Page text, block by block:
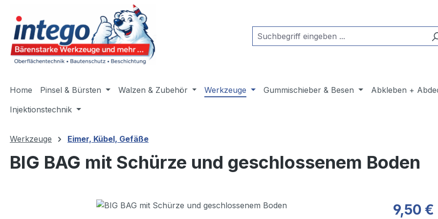
Zur Hauptnavigation springen
Home Pinsel & Bürsten Walzen & Zubehör Werkzeuge Gummischieber & Besen Abkleben +
Injektionstechnik
Werkzeuge Eimer, Kübel, Gefäße
BIG BAG mit Schürze und geschlossenem Boden
Bildergalerie überspringen 9,50 €